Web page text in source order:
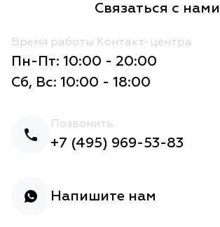
Связаться с нами
Время работы Контакт-центра
Пн-Пт: 10:00 - 20:00
Сб, Вс: 10:00 - 18:00
Позвонить
+7 (495) 969-53-83
Напишите нам